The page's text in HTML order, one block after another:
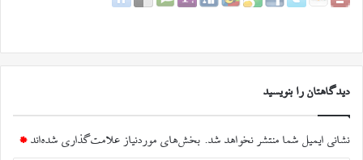
دیدگاهتان را بنویسید
نشانی ایمیل شما منتشر نخواهد شد. بخش‌های موردنیاز علامت‌گذاری شده‌اند *